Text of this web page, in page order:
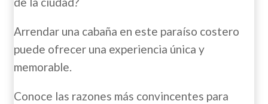
Arrendar una cabaña en este paraíso costero
puede ofrecer una experiencia única y
memorable.
Conoce las razones más convincentes para